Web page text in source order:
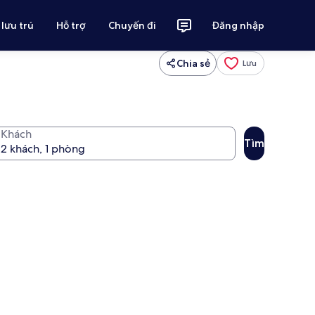
trú Hỗ trợ Chuyến đi Đăng nhập
Chia sẻ Lưu
Khách
Tìm